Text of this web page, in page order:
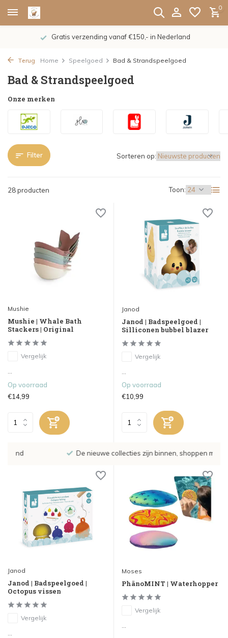
0
De nieuwe collecties zijn binnen, shoppen maar!
Terug Home Speelgoed Bad & Strandspeelgoed
Bad & Strandspeelgoed
Onze merken
Filter
28 producten Toon:
Sorteren op:
Mushie
Mushie | Whale Bath
Stackers | Original
Vergelijk
Op voorraad
€14,99
Janod
Janod | Badspeelgoed |
Silliconen bubbel blazer
Vergelijk
Op voorraad
€10,99
De nieuwe collecties zijn binnen, shoppen maar!
Janod
Janod | Badspeelgoed |
Octopus vissen
Vergelijk
...
Moses
PhänoMINT | Waterhopper
Vergelijk
...